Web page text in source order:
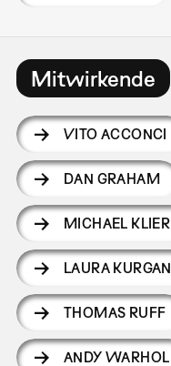
Mitwirkende
VITO ACCONCI
DAN GRAHAM
MICHAEL KLIER
LAURA KURGAN
THOMAS RUFF
ANDY WARHOL